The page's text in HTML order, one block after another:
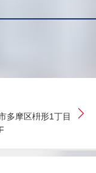
摩区枡形1丁目